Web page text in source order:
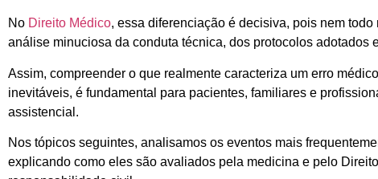
No Direito Médico, essa diferenciação é decisiva, pois nem
análise minuciosa da conduta técnica, dos protocolos adotados
Assim, compreender o que realmente caracteriza um erro
inevitáveis, é fundamental para pacientes, familiares e
assistencial.
Nos tópicos seguintes, analisamos os eventos mais
explicando como eles são avaliados pela medicina e pelo